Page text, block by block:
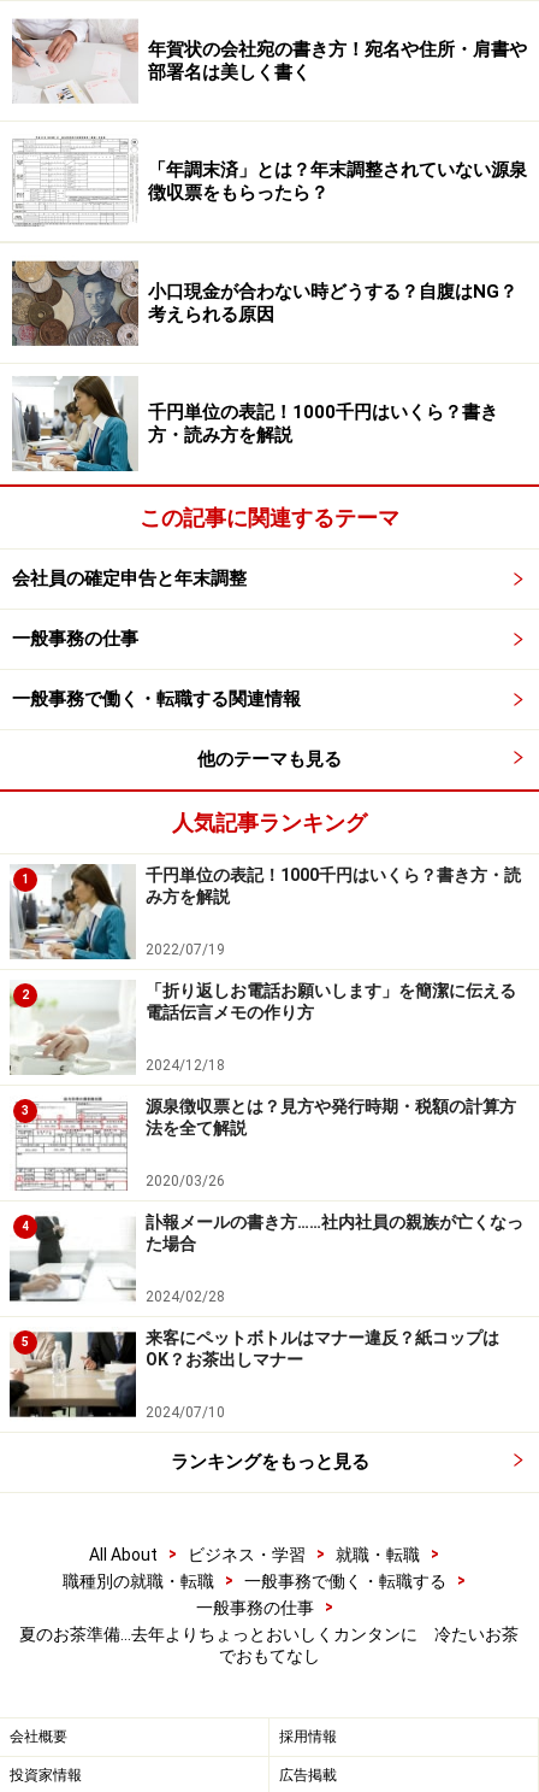
年賀状の会社宛の書き方！宛名や住所・肩書や
部署名は美しく書く
「年調末済」とは？年末調整されていない源泉
徴収票をもらったら？
小口現金が合わない時どうする？自腹はNG？
考えられる原因
千円単位の表記！1000千円はいくら？書き
方・読み方を解説
この記事に関連するテーマ
会社員の確定申告と年末調整
一般事務の仕事
一般事務で働く・転職する関連情報
他のテーマも見る
人気記事ランキング
1
千円単位の表記！1000千円はいくら？書き方・読
み方を解説
2022/07/19
2
「折り返しお電話お願いします」を簡潔に伝える
電話伝言メモの作り方
2024/12/18
3
源泉徴収票とは？見方や発行時期・税額の計算方
法を全て解説
2020/03/26
4
訃報メールの書き方……社内社員の親族が亡くなっ
た場合
2024/02/28
5
来客にペットボトルはマナー違反？紙コップは
OK？お茶出しマナー
2024/07/10
ランキングをもっと見る
All About > ビジネス・学習 > 就職・転職
>
職種別の就職・転職
> 一般事務で働く・転職する
>
一般事務の仕事
>
夏のお茶準備…去年よりちょっとおいしくカンタンに 冷たいお茶
でおもてなし
会社概要 採用情報
投資家情報 広告掲載